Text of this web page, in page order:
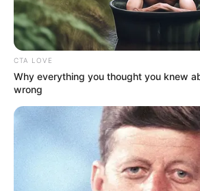
INSPIRASI
Gak Nyangka, 10
CTA LOVE
Why everything you thought you knew
wrong